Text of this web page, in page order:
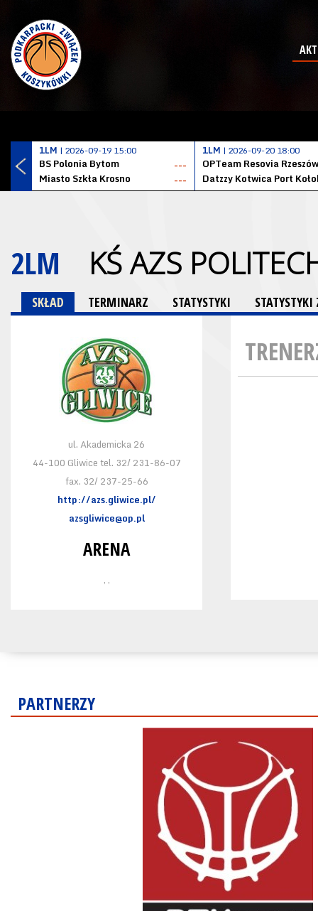
1LM | 2026-09-19 15:00
BS Polonia Bytom
---
Miasto Szkła Krosno
---
1LM | 2026-09-20 18:00
OPTeam Resovia Rzeszów
2LM KŚ AZS
SKŁAD TERMINARZ STATYSTYKI
ul. Akademicka 26
44-100 Gliwice tel. 32/ 231-86-07
fax. 32/ 237-25-66
http://azs.gliwice.pl/
azsgliwice@op.pl
ARENA
, ,
PARTNERZY